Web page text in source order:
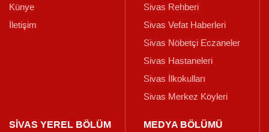
Künye
İletişim
Sivas Rehberi
Sivas Vefat Haberleri
Sivas Nöbetçi Eczaneler
Sivas Hastaneleri
Sivas İlkokulları
Sivas Merkez Köyleri
SİVAS YEREL BÖLÜM MEDYA BÖLÜMÜ